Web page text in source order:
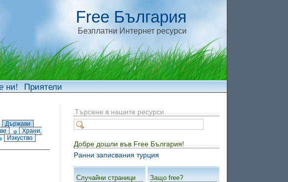
Free България
Безплатни Интернет ресурси
ни! Приятели
Държави
Храни,
Изкуство
Търсене в нашите ресурси
Добре дошли във Free България!
Ранни записвания турция
Случайни страници
Защо free?